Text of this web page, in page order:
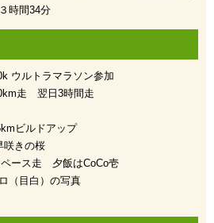
時間34分
ウルトラマラソン参加
走 翌日3時間走
ビルドアップ
きの桜
ース走 夕飯はCoCo壱
（目白）の写真